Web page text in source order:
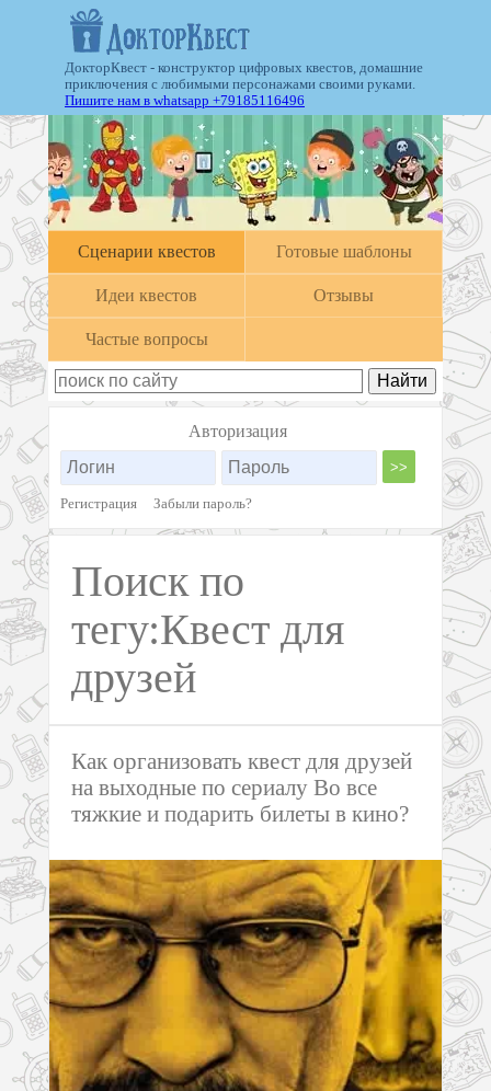
ДокторКвест - конструктор цифровых квестов, домашние
приключения с любимыми персонажами своими руками.
Пишите нам в whatsapp +79185116496
Cценарии квестов Готовые шаблоны
Идеи квестов Отзывы
Частые вопросы
Авторизация
Регистрация Забыли пароль?
Поиск по
тегу:Квест для
друзей
Как организовать квест для друзей
на выходные по сериалу Во все
тяжкие и подарить билеты в кино?